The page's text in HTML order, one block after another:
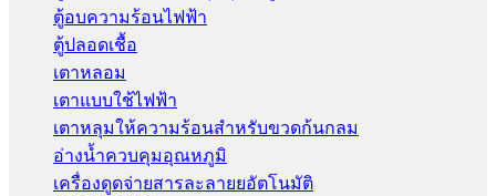
ตู้อบความร้อนไฟฟ้า
ตู้ปลอดเชื้อ
เตาหลอม
เตาแบบใช้ไฟฟ้า
เตาหลุมให้ความร้อนสำหรับขวดก้นกลม
อ่างน้ำควบคุมอุณหภูมิ
เครื่องดูดจ่ายสารละลายยอัตโนมัติ